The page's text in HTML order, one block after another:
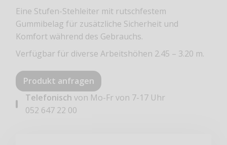
Eine Stufen-Stehleiter mit rutschfestem
Gummibelag für zusätzliche Sicherheit und
Komfort während des Gebrauchs.
V‌‌erfügbar für d‌iverse Arbeitshöhen 2.45 – 3.20 m.
Produkt anfragen
Telefonisch von Mo-Fr von 7-17 Uhr
052 647 22 00